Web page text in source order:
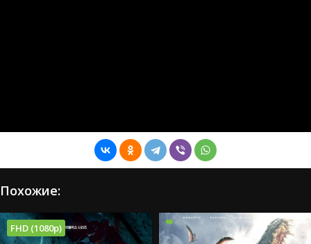
Похожие:
FHD (1080p)